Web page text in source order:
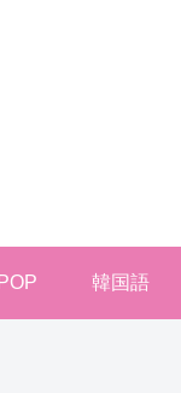
韓国語